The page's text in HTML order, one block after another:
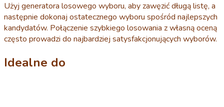
Użyj generatora losowego wyboru, aby zawęzić długą listę, a
następnie dokonaj ostatecznego wyboru spośród najlepszych
kandydatów. Połączenie szybkiego losowania z własną oceną
często prowadzi do najbardziej satysfakcjonujących wyborów.
Idealne do